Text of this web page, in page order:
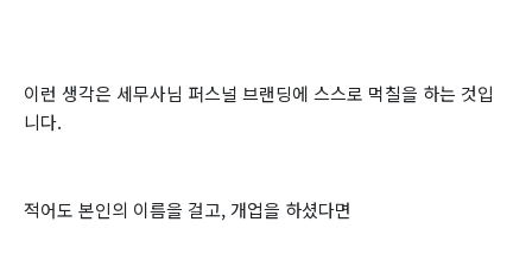
이런 생각은 세무사님 퍼스널 브랜딩에 스스로 먹칠을 하는 것입
니다.
적어도 본인의 이름을 걸고, 개업을 하셨다면